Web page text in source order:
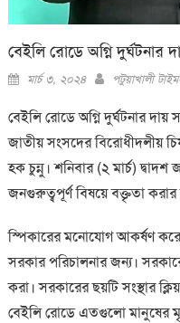
বেইলি রোডে অগ্নি দুর্ঘটনার
Posted
মার্চ ৩, ২০২৪ Author
পটুয়াখালী
বেইলি রোডে অগ্নি দুর্ঘটনার
জাতীয় সংসদের বিরোধীদলীয়
হক চুন্নু। শনিবার (২ মার্চ)
জনগুরুত্বপূর্ণ বিষয়ে বক্তৃতা
স্পিকারের মনোযোগ আকর্ষণ করে
সরকার পরিচালনার জন্য।
করা। সরকারের ছয়টি সংস্থার
বেইলি রোডে এতগুলো মানুষের